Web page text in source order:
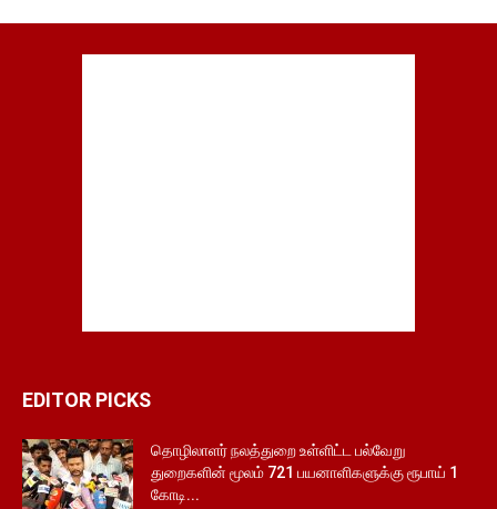
EDITOR PICKS
தொழிலாளர் நலத்துறை உள்ளிட்ட பல்வேறு
துறைகளின் மூலம் 721 பயனாளிகளுக்கு ரூபாய் 1
கோடி...